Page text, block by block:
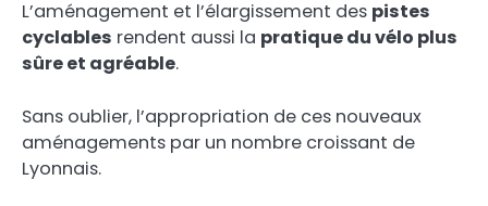
L’aménagement et l’élargissement des pistes
cyclables rendent aussi la pratique du vélo plus
sûre et agréable.
Sans oublier, l’appropriation de ces nouveaux
aménagements par un nombre croissant de
Lyonnais.